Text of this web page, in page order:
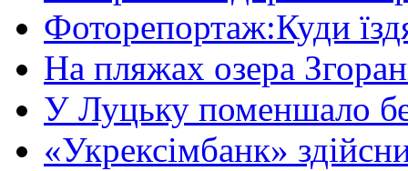
Фоторепортаж:Куди
На пляжах озера
У Луцьку поменшало
«Укрексімбанк»